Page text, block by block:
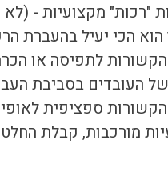
"רכות" מקצועיות -
הכי יעיל בהעברת
הקשורות לתפיסה או
העובדים בסביבת
הקשורות ספציפית
מורכבות, קבלת